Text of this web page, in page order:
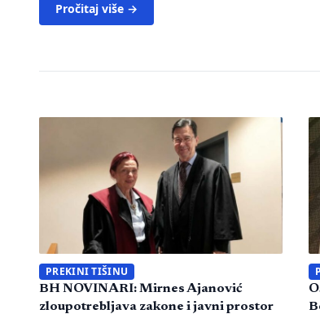
Pročitaj više →
PREKINI TIŠINU
BH NOVINARI: Mirnes Ajanović
zloupotrebljava zakone i javni prostor